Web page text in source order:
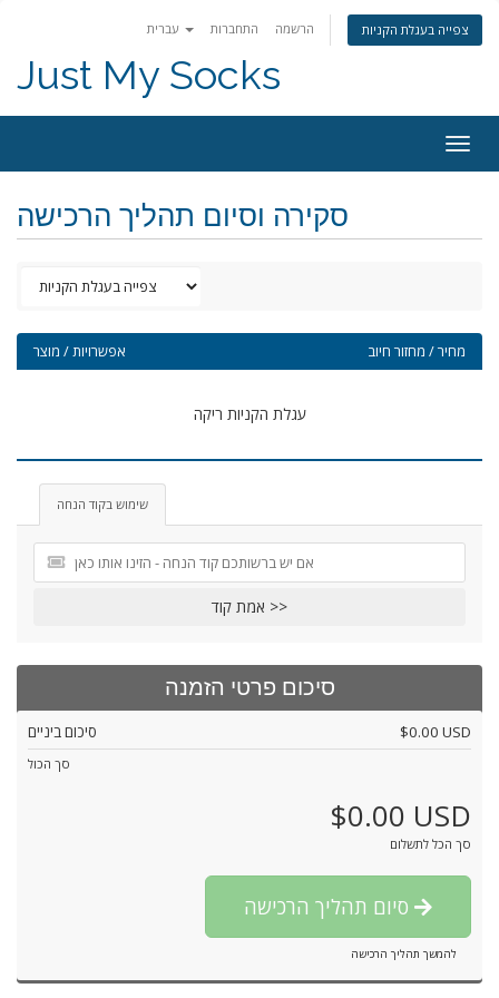
התחברות הרשמה צפייה בעגלת הקניות
Just My Socks
סקירה וסיום תהליך הרכישה
אפשרויות / מוצר מחיר / מחזור חיוב
עגלת הקניות ריקה
שימוש בקוד הנחה
אמת קוד >>
סיכום פרטי הזמנה
סיכום ביניים $0.00 USD
סך הכול
$0.00 USD
סך הכל לתשלום
להמשך תהליך הרכישה